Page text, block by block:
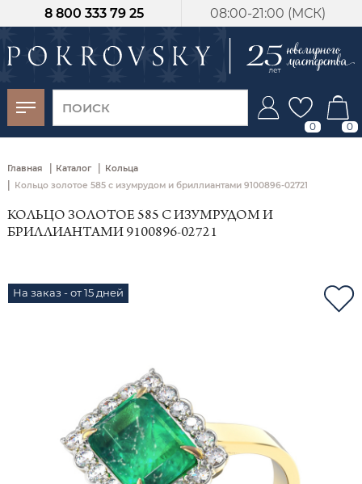
08:00-21:00 (МСК)
8 800 333 79 25
0 0
Главная | Каталог | Кольца
| Кольцо золотое 585 с изумрудом и бриллиантами 9100896-02721
КОЛЬЦО ЗОЛОТОЕ 585 С ИЗУМРУДОМ И
БРИЛЛИАНТАМИ 9100896-02721
На заказ - от 15 дней
-30%
от 15 дней с
момента оплаты